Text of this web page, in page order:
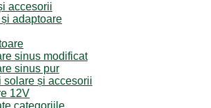
accesorii
adaptoare
sinus modificat
sinus pur
solare și accesorii
12V
categoriile